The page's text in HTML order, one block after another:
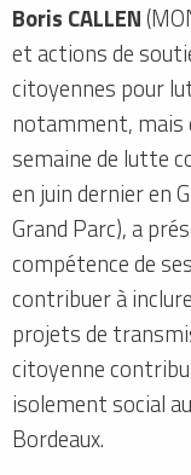
Boris CALLEN
et actions de
citoyennes pour
notamment, mais
semaine de lutte
en juin dernier en
Grand Parc), a
compétence de
contribuer à
projets de
citoyenne
isolement social
Bordeaux.